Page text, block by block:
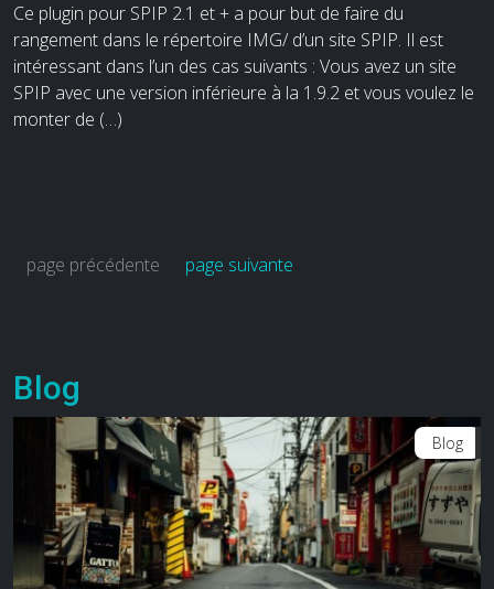
Ce plugin pour SPIP 2.1 et + a pour but de faire du
rangement dans le répertoire IMG/ d’un site SPIP. Il est
intéressant dans l’un des cas suivants : Vous avez un site
SPIP avec une version inférieure à la 1.9.2 et vous voulez le
monter de (…)
page précédente page suivante
Blog
Blog